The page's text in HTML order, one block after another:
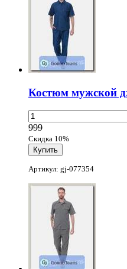
Костюм мужской
999
Скидка 10%
Артикул: gj-077354